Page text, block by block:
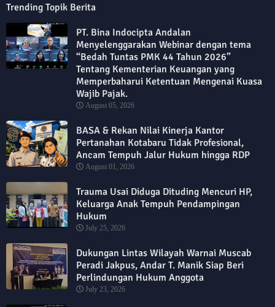
Trending Topik Berita
PT. Bina Indocipta Andalan
Menyelenggarakan Webinar dengan tema
“Bedah Tuntas PMK 44 Tahun 2026”
Tentang Kementerian Keuangan yang
Memperbaharui Ketentuan Mengenai Kuasa
Wajib Pajak.
August 05, 2026
BASA & Rekan Nilai Kinerja Kantor
Pertanahan Kotabaru Tidak Profesional,
Ancam Tempuh Jalur Hukum hingga RDP
August 01, 2026
Trauma Usai Diduga Dituding Mencuri HP,
Keluarga Anak Tempuh Pendampingan
Hukum
July 25, 2026
Dukungan Lintas Wilayah Warnai Muscab
Peradi Jakpus, Andar T. Manik Siap Beri
Perlindungan Hukum Anggota
July 23, 2026